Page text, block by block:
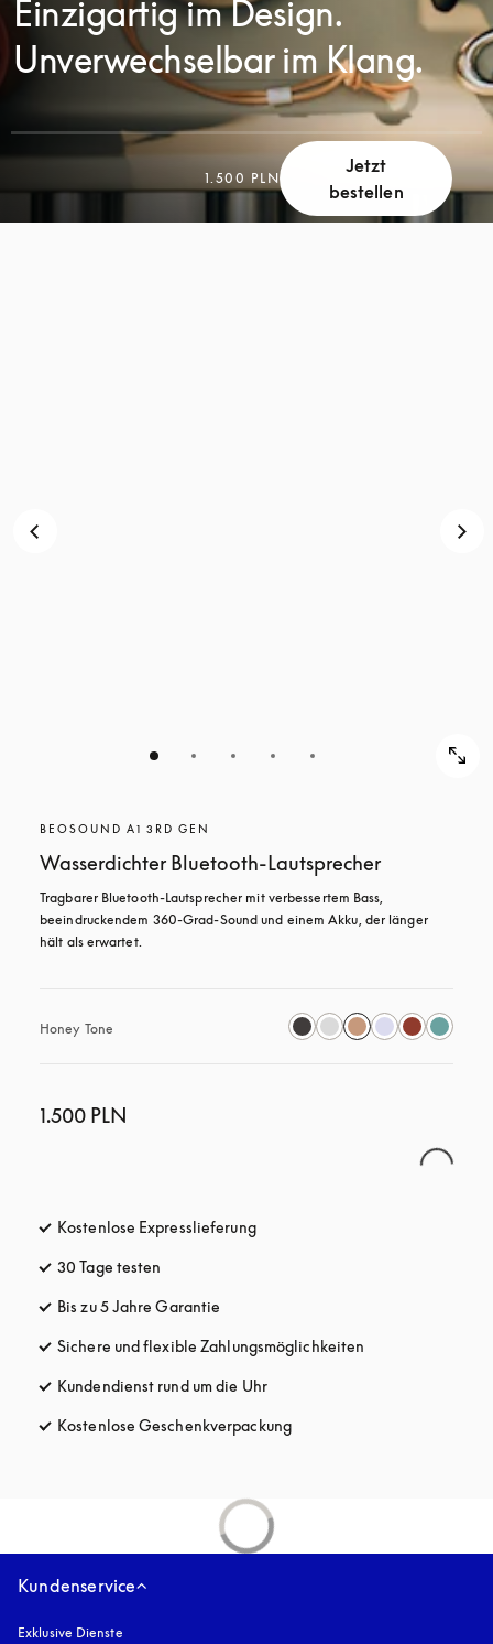
Einzigartig im Design.
Unverwechselbar im Klang.
SCROLL
ZUM
1.500 PLN
Jetzt
bestellen
BEOSOUND A1 3RD GEN
Wasserdichter Bluetooth-Lautsprecher
Tragbarer Bluetooth-Lautsprecher mit verbessertem Bass,
beeindruckendem 360-Grad-Sound und einem Akku, der länger
hält als erwartet.
Honey Tone
1.500 PLN
Kostenlose Expresslieferungöffnet sich in einem neuen Tab
30 Tage testen
Bis zu 5 Jahre Garantie
Sichere und flexible Zahlungsmöglichkeiten
Kundendienst rund um die Uhröffnet sich in einem neuen Tab
Kostenlose Geschenkverpackungöffnet sich in einem neuen
Kundenservice
Exklusive Dienste